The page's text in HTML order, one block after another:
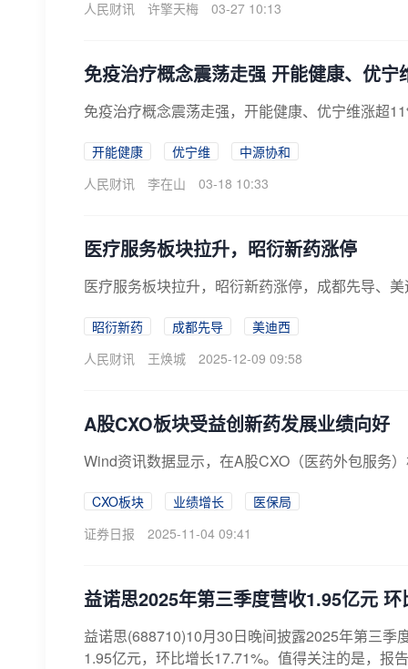
人民财讯 许擎天梅 03-27 10:13
免疫治疗概念震荡走强 开能健康、优宁
免疫治疗概念震荡走强，开能健康、优宁维涨超
开能健康 优宁维
中源协和
人民财讯
李在山 03-18 10:33
医疗服务板块拉升，昭衍新药涨停
医疗服务板块拉升，昭衍新药涨停，成都先导、
昭衍新药 成都先导
美迪西
人民财讯
王焕城 2025-12-09 09:58
A股CXO板块受益创新药发展业绩向好
​Wind资讯数据显示，在A股CXO（医药外包服务
CXO板块 业绩增长
医保局
证券日报
2025-11-04 09:41
益诺思2025年第三季度营收1.95亿元
益诺思(688710)10月30日晚间披露2025年第三
1.95亿元，环比增长17.71%。值得关注的是，报